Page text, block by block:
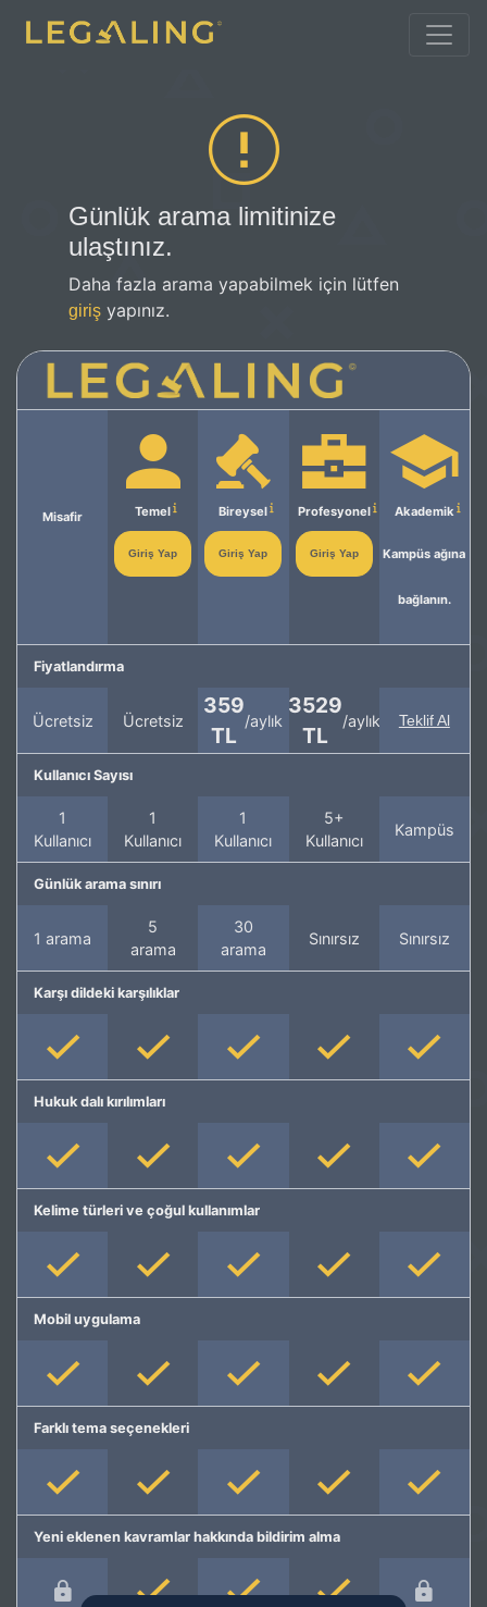
Günlük arama limitinize
ulaştınız.
Daha fazla arama yapabilmek için lütfen
giriş yapınız.
Misafir Temel
Giriş Yap
Bireysel
Giriş Yap
Profesyonel
Giriş Yap
Akademik
Kampüs ağına
bağlanın.
Fiyatlandırma
Ücretsiz Ücretsiz
359
TL
/aylık
3529
TL
/aylık Teklif Al
Kullanıcı Sayısı
1
Kullanıcı
1
Kullanıcı
1
Kullanıcı
5+
Kullanıcı
Kampüs
Günlük arama sınırı
1 arama
5
arama
30
arama
Sınırsız Sınırsız
Karşı dildeki karşılıklar
Hukuk dalı kırılımları
Kelime türleri ve çoğul kullanımlar
Mobil uygulama
Farklı tema seçenekleri
Yeni eklenen kavramlar hakkında bildirim alma